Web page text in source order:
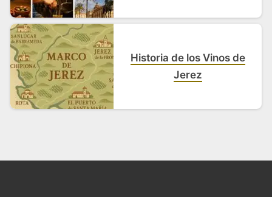
Historia de los Vinos de
Jerez